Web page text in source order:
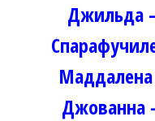
Джильда
Джованна